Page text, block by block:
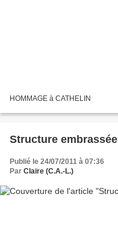
HOMMAGE à CATHELIN
Structure embrassée
Publié le 24/07/2011 à 07:36
Par Claire (C.A.-L.)